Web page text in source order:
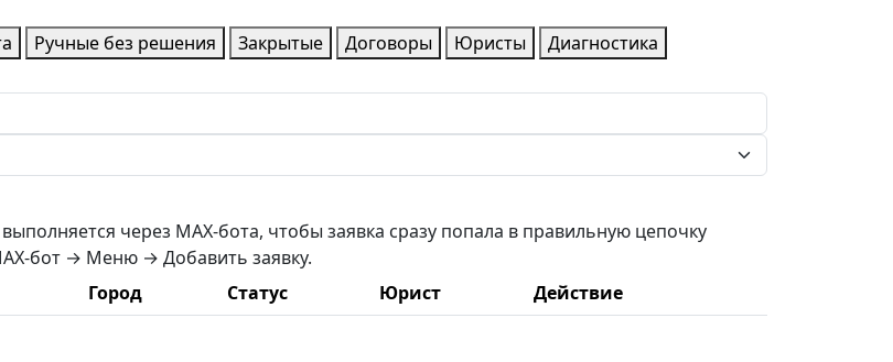
Ручные без решения Закрытые Договоры Юристы
Диагностика
через MAX-бота, чтобы заявка сразу попала в правильную цепочку
бот → Меню → Добавить заявку.
Город Статус Юрист Действие